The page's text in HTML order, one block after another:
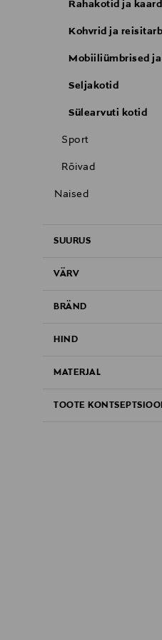
Rahakotid ja
Kohvrid ja
Mobiiliümbrised
Seljakotid
Sülearvuti kotid
Sport
Rõivad
Naised
SUURUS
VÄRV
BRÄND
HIND
MATERJAL
TOOTE